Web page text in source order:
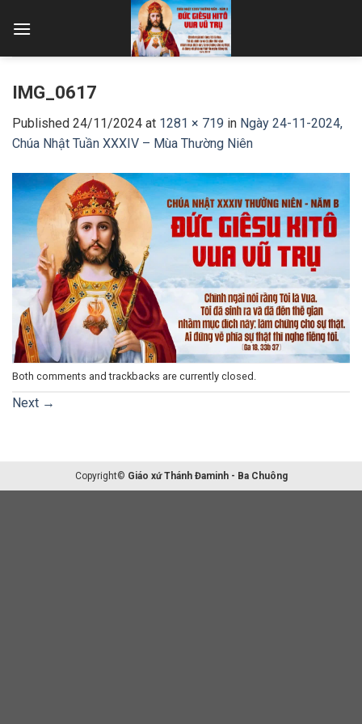
IMG_0617
Published 24/11/2024 at 1281 × 719 in Ngày 24-11-2024,
Chúa Nhật Tuần XXXIV – Mùa Thường Niên
Both comments and trackbacks are currently closed.
Next →
Copyright© Giáo xứ Thánh Đaminh - Ba Chuông